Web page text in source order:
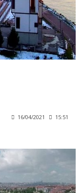
16/04/2021 15:51